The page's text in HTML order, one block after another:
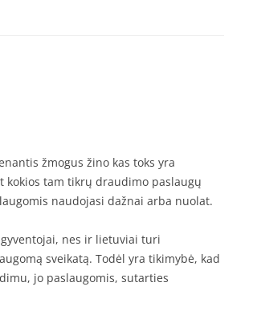
žmogus žino kas toks yra
tam tikrų draudimo paslaugų
naudojasi dažnai arba nuolat.
nes ir lietuviai turi
sveikatą. Todėl yra tikimybė, kad
jo paslaugomis, sutarties